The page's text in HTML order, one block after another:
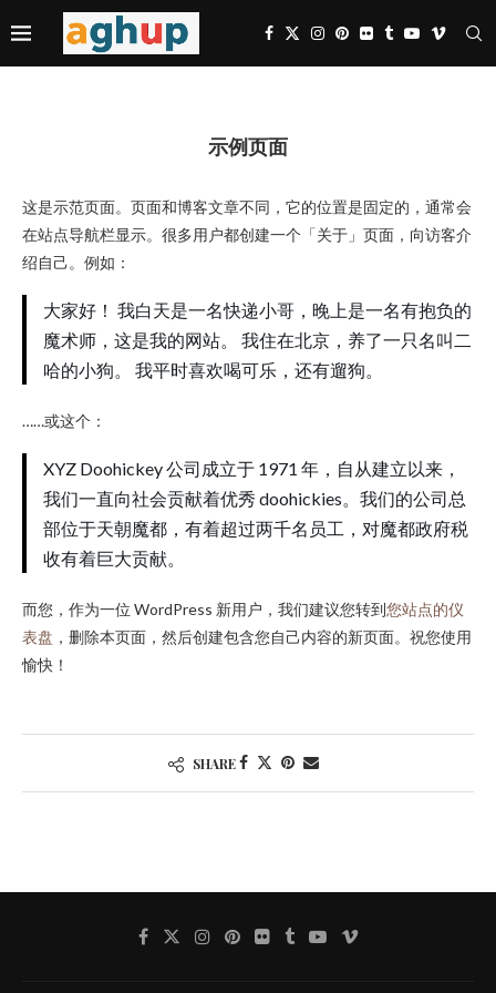
示例页面
这是示范页面。页面和博客文章不同，它的位置是固定的，通常会
在站点导航栏显示。很多用户都创建一个「关于」页面，向访客介
绍自己。例如：
大家好！ 我白天是一名快递小哥，晚上是一名有抱负的
魔术师，这是我的网站。 我住在北京，养了一只名叫二
哈的小狗。 我平时喜欢喝可乐，还有遛狗。
……或这个：
XYZ Doohickey 公司成立于 1971 年，自从建立以来，
我们一直向社会贡献着优秀 doohickies。我们的公司总
部位于天朝魔都，有着超过两千名员工，对魔都政府税
收有着巨大贡献。
而您，作为一位 WordPress 新用户，我们建议您转到您站点的仪
表盘 ，删除本页面，然后创建包含您自己内容的新页面。祝您使用
愉快！
SHARE